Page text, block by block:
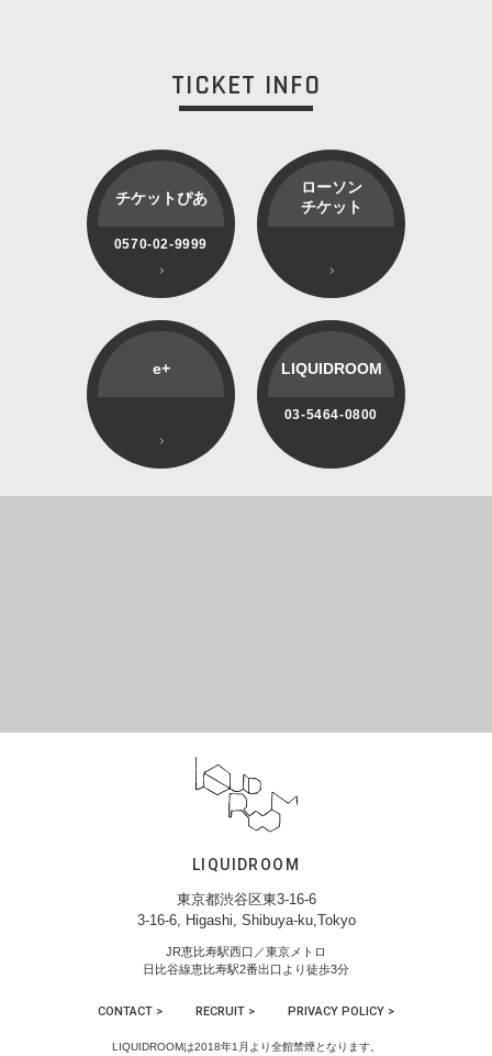
TICKET INFO
チケットぴあ
0570-02-9999
ローソン
チケット
e+ LIQUIDROOM
03-5464-0800
LIQUIDROOM
東京都渋谷区東3-16-6
3-16-6, Higashi, Shibuya-ku,Tokyo
JR恵比寿駅西口／東京メトロ
日比谷線恵比寿駅2番出口より徒歩3分
CONTACT > RECRUIT > PRIVACY POLICY >
LIQUIDROOMは2018年1月より全館禁煙となります。